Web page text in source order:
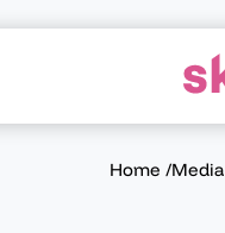
Home /Media